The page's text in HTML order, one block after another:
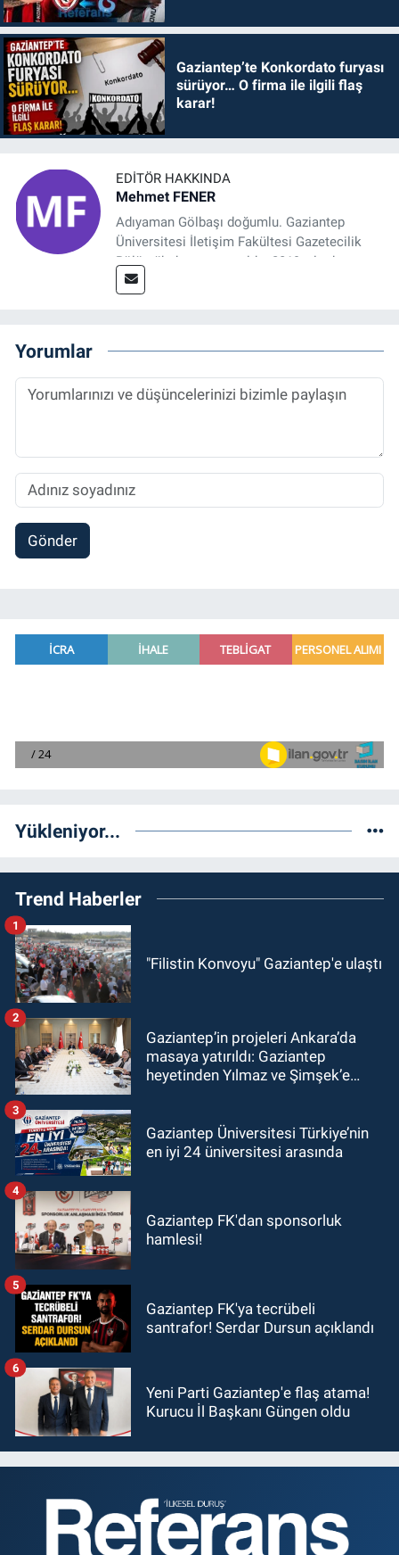
Gaziantep’te Konkordato furyası
sürüyor… O firma ile ilgili flaş
karar!
EDITÖR HAKKINDA
Mehmet FENER
Adıyaman Gölbaşı doğumlu. Gaziantep
Üniversitesi İletişim Fakültesi Gazetecilik
Bölümü’nden mezun oldu. 2019 yılında
başladığı gazetecilik mesleğinde, muhabir,
Sorumlu Haber Editörü' olarak devam
etmektedir.
Yorumlar
Gönder
Yükleniyor...
Trend Haberler
"Filistin Konvoyu" Gaziantep'e ulaştı
1
Gaziantep’in projeleri Ankara’da
masaya yatırıldı: Gaziantep
heyetinden Yılmaz ve Şimşek’e
2
Gaziantep Üniversitesi Türkiye’nin
en iyi 24 üniversitesi arasında
3
Gaziantep FK'dan sponsorluk
hamlesi!
4
Gaziantep FK'ya tecrübeli
santrafor! Serdar Dursun açıklandı
5
Yeni Parti Gaziantep'e flaş atama!
Kurucu İl Başkanı Güngen oldu
6